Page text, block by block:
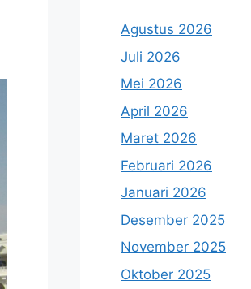
Agustus 2026
Juli 2026
Mei 2026
April 2026
Maret 2026
Februari 2026
Januari 2026
Desember 2025
November 2025
Oktober 2025